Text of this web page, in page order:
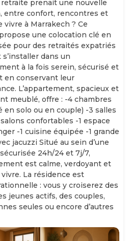
prenait une nouvelle
entre confort, rencontres et
vivre à Marrakech ? Ce
une colocation clé en
pour des retraités expatriés
dans un
à la fois serein, sécurisé et
en conservant leur
L’appartement, spacieux et
meublé, offre : -4 chambres
en solo ou en couple) -3 salles
confortables -1 espace
-1 cuisine équipée -1 grande
jacuzzi Situé au sein d’une
24h/24 et 7j/7,
est calme, verdoyant et
La résidence est
: vous y croiserez des
jeunes actifs, des couples,
seules ou encore d’autres